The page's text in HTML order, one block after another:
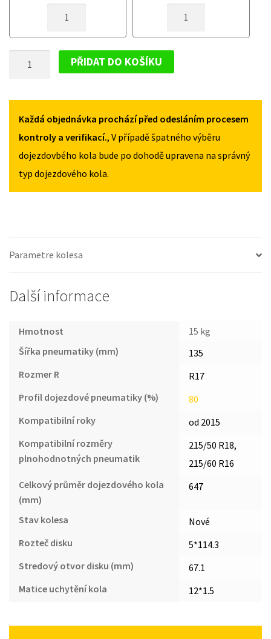
KOLO
OD
KOLO
OD
CX-
OD
135/80R17
MNOŽSTVÍ
PŘIDAT DO KOŠÍKU
Každá objednávka prochází před odesláním procesem
kontroly a verifikací., V případě špatného výběru
dojezdovbého kola bude po dohodě upravena na správný
typ dojezdového kola.
Parametre kolesa
Další informace
Hmotnost
15 kg
Šířka pneumatiky (mm)
135
Rozmer R
R17
Profil dojezdové pneumatiky (%)
80
Kompatibilní roky
od 2015
Kompatibilní rozměry
plnohodnotných pneumatik
215/50 R18,
215/60 R16
Celkový průměr dojezdového kola
(mm)
647
Stav kolesa
Nové
Rozteč disku
5*114.3
Stredový otvor disku (mm)
67.1
Matice uchytění kola
12*1.5